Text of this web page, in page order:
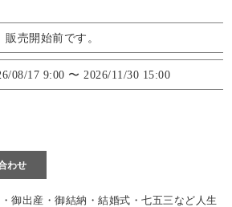
販売開始前です。
08/17 9:00 〜 2026/11/30 15:00
わせ
御出産・御結納・結婚式・七五三など人生